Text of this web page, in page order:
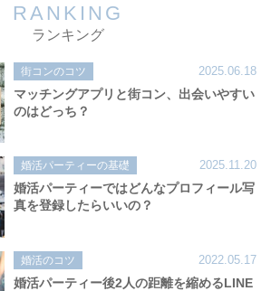
RANKING
ランキング
街コンのコツ 2025.06.18
マッチングアプリと街コン、出会いやすい
のはどっち？
婚活パーティーの基礎 2025.11.20
婚活パーティーではどんなプロフィール写
真を登録したらいいの？
婚活のコツ 2022.05.17
婚活パーティー後2人の距離を縮めるLINE